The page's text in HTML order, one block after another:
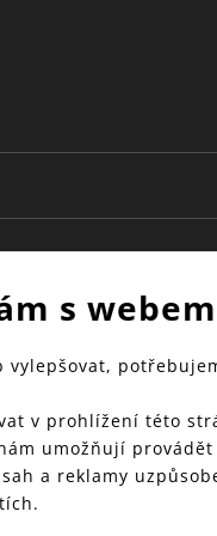
s
vylepšovat,
v prohlížení této
umožňují
a reklamy